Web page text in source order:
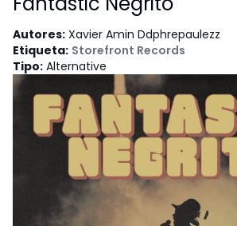
Autores: Xavier Amin Ddphrepaulezz
Etiqueta: Storefront Records
Tipo: Alternative